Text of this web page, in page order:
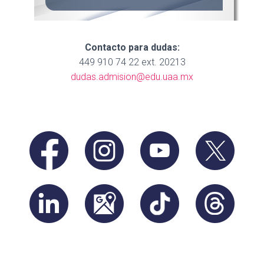
Contacto para dudas:
449 910 74 22 ext. 20213
dudas.admision@edu.uaa.mx